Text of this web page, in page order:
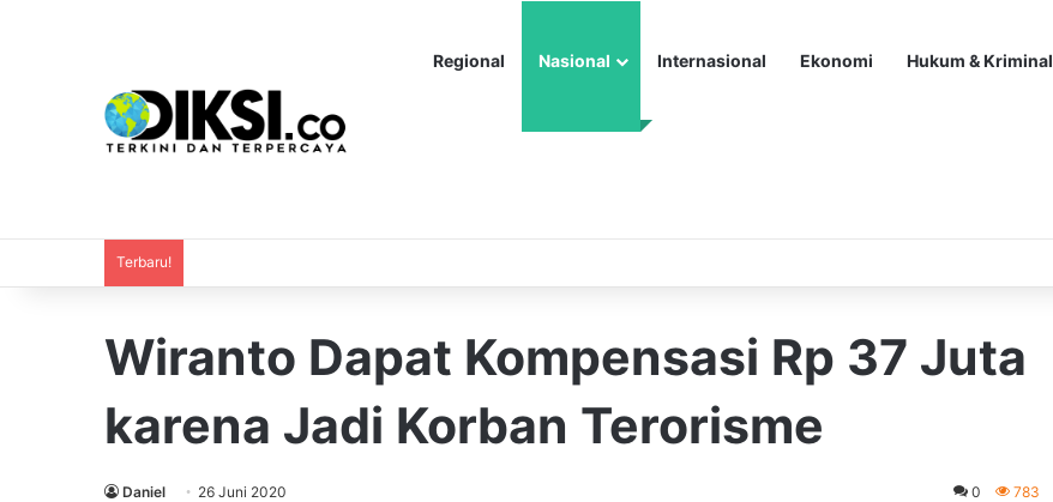
Regional Nasional Internasional Ekonomi Hukum & Kriminal
Terbaru!
Wiranto Dapat Kompensasi Rp 37 Juta
karena Jadi Korban Terorisme
Daniel 26 Juni 2020 0 783